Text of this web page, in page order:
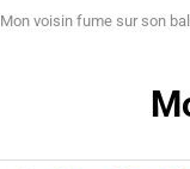
Mon voisin fume sur son